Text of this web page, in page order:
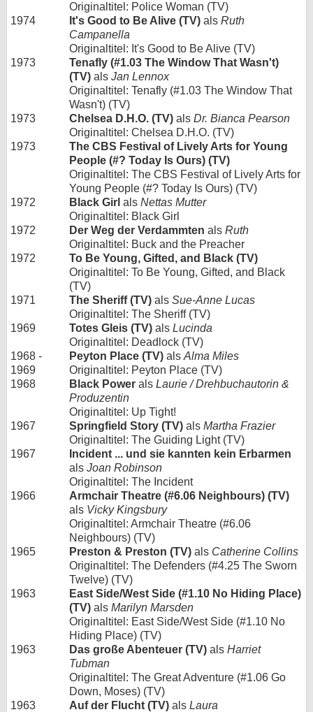
Originaltitel: Police Woman (TV)
1974
It's Good to Be Alive (TV) als Ruth
Campanella
Originaltitel: It's Good to Be Alive (TV)
1973
Tenafly (#1.03 The Window That Wasn't)
(TV) als Jan Lennox
Originaltitel: Tenafly (#1.03 The Window That
Wasn't) (TV)
1973
Chelsea D.H.O. (TV) als Dr. Bianca Pearson
Originaltitel: Chelsea D.H.O. (TV)
1973
The CBS Festival of Lively Arts for Young
People (#? Today Is Ours) (TV)
Originaltitel: The CBS Festival of Lively Arts for
Young People (#? Today Is Ours) (TV)
1972
Black Girl als Nettas Mutter
Originaltitel: Black Girl
1972
Der Weg der Verdammten als Ruth
Originaltitel: Buck and the Preacher
1972
To Be Young, Gifted, and Black (TV)
Originaltitel: To Be Young, Gifted, and Black
(TV)
1971
The Sheriff (TV) als Sue-Anne Lucas
Originaltitel: The Sheriff (TV)
1969
Totes Gleis (TV) als Lucinda
Originaltitel: Deadlock (TV)
1968 -
1969
Peyton Place (TV) als Alma Miles
Originaltitel: Peyton Place (TV)
1968
Black Power als Laurie / Drehbuchautorin &
Produzentin
Originaltitel: Up Tight!
1967
Springfield Story (TV) als Martha Frazier
Originaltitel: The Guiding Light (TV)
1967
Incident ... und sie kannten kein Erbarmen
als Joan Robinson
Originaltitel: The Incident
1966
Armchair Theatre (#6.06 Neighbours) (TV)
als Vicky Kingsbury
Originaltitel: Armchair Theatre (#6.06
Neighbours) (TV)
1965
Preston & Preston (TV) als Catherine Collins
Originaltitel: The Defenders (#4.25 The Sworn
Twelve) (TV)
1963
East Side/West Side (#1.10 No Hiding Place)
(TV) als Marilyn Marsden
Originaltitel: East Side/West Side (#1.10 No
Hiding Place) (TV)
1963
Das große Abenteuer (TV) als Harriet
Tubman
Originaltitel: The Great Adventure (#1.06 Go
Down, Moses) (TV)
1963
Auf der Flucht (TV) als Laura